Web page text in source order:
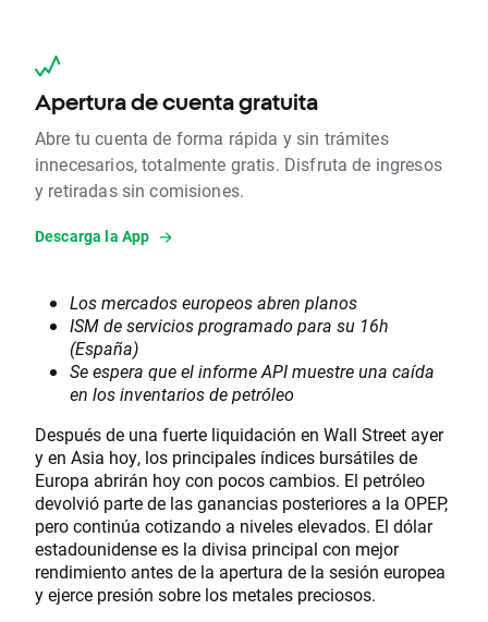
Apertura de cuenta gratuita
Abre tu cuenta de forma rápida y sin trámites
innecesarios, totalmente gratis. Disfruta de ingresos
y retiradas sin comisiones.
Descarga la App
Los mercados europeos abren planos
ISM de servicios programado para su 16h
(España)
Se espera que el informe API muestre una caída
en los inventarios de petróleo
Después de una fuerte liquidación en Wall Street ayer
y en Asia hoy, los principales índices bursátiles de
Europa abrirán hoy con pocos cambios. El petróleo
devolvió parte de las ganancias posteriores a la OPEP,
pero continúa cotizando a niveles elevados. El dólar
estadounidense es la divisa principal con mejor
rendimiento antes de la apertura de la sesión europea
y ejerce presión sobre los metales preciosos.